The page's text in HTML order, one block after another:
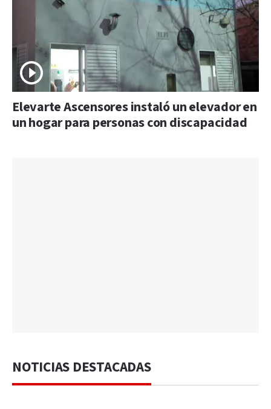
Elevarte Ascensores instaló un elevador en
un hogar para personas con discapacidad
NOTICIAS DESTACADAS